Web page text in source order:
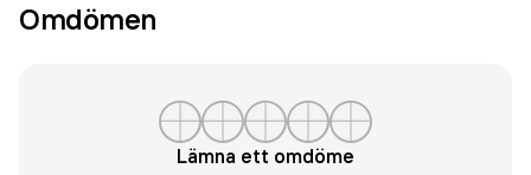
Omdömen
Lämna ett omdöme